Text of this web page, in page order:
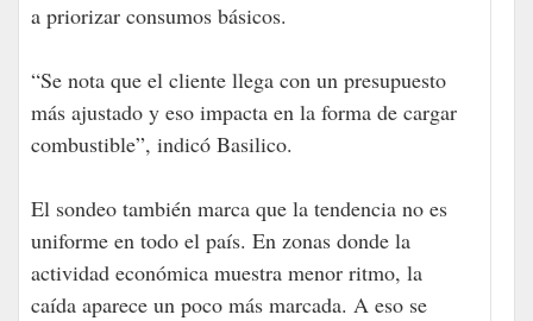
a priorizar consumos básicos.
“Se nota que el cliente llega con un presupuesto
más ajustado y eso impacta en la forma de cargar
combustible”, indicó Basilico.
El sondeo también marca que la tendencia no es
uniforme en todo el país. En zonas donde la
actividad económica muestra menor ritmo, la
caída aparece un poco más marcada. A eso se